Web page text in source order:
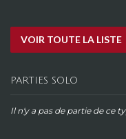
VOIR TOUTE LA LISTE
PARTIES SOLO
Il n'y a pas de partie de ce